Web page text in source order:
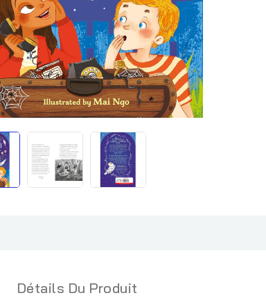
Détails Du Produit